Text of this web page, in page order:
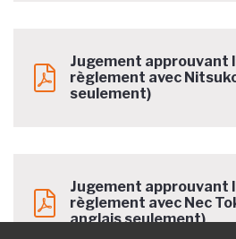
Jugement approuvant
règlement avec
seulement)
Jugement approuvant
règlement avec Nec
anglais seulement)